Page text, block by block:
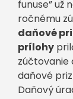
funuse” už
ročnému
daňové
prílohy
daňové
Daňový